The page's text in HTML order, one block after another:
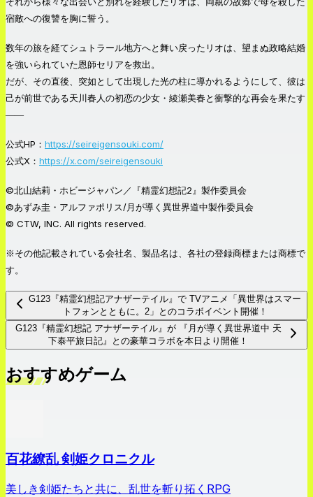
宿敵への復讐を胸に誓う。
数年の旅を経てシュトラール地方へと舞い戻ったリオは、望まぬ政略結婚
を強いられていた恩師セリアを救出。
だが、その直後、突如として出現した光の柱に導かれるようにして、彼は
己が前世である天川春人の初恋の少女・綾瀬美春と衝撃的な再会を果たす
――
公式HP： https://seireigensouki.com/
公式X： https://x.com/seireigensouki
©北山結莉・ホビージャパン／『精霊幻想記2』製作委員会
©あずみ圭・アルファポリス/月が導く異世界道中製作委員会
© CTW, INC. All rights reserved.
※その他記載されている会社名、製品名は、各社の登録商標または商標で
す。
G123『精霊幻想記アナザーテイル』で TVアニメ「異世界はスマー
トフォンとともに。2」とのコラボイベント開催！
G123『精霊幻想記 アナザーテイル』が 『月が導く異世界道中 天
下泰平旅日記』との豪華コラボを本日より開催！
おすすめゲーム
百花繚乱 剣姫クロニクル
美しき剣姫たちと共に、乱世を斬り拓くRPG